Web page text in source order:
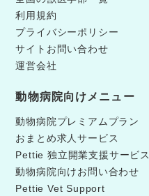
利用規約
プライバシーポリシー
サイトお問い合わせ
運営会社
動物病院向けメニュー
動物病院プレミアムプラン
おまとめ求人サービス
Pettie 独立開業支援サービス
動物病院向けお問い合わせ
Pettie Vet Support